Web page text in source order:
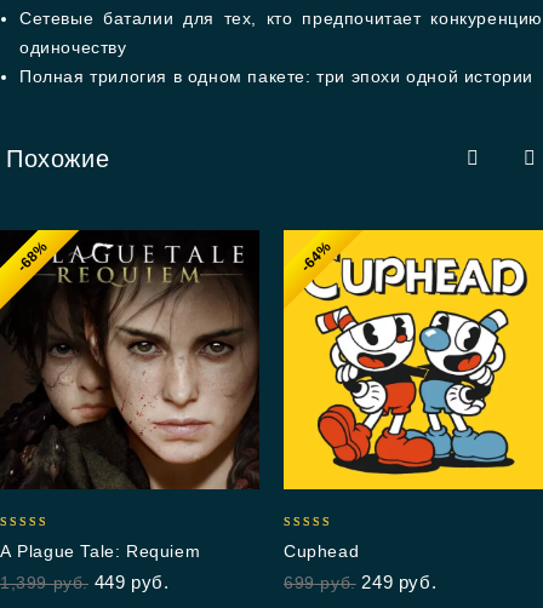
Сетевые баталии для тех, кто предпочитает конкуренцию
одиночеству
Полная трилогия в одном пакете: три эпохи одной истории
Похожие
-68%
out of 5
A Plague Tale: Requiem
1,399руб. 449 руб.
-64%
out of 5
Cuphead
699руб. 249 руб.